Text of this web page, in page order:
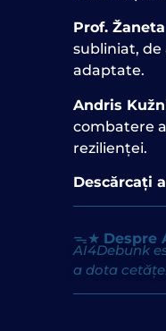
Prof.
subliniat,
adaptate.
Andris
combatere
rezilienței.
Descărcați
ᯓ★ Despre
AI4Debunk
a dota